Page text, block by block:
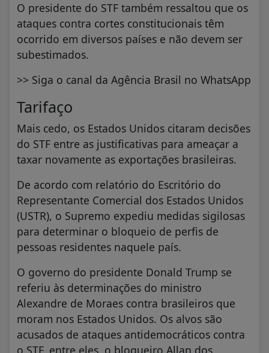
O presidente do STF também ressaltou que os
ataques contra cortes constitucionais têm
ocorrido em diversos países e não devem ser
subestimados.
>> Siga o canal da Agência Brasil no WhatsApp
Tarifaço
Mais cedo, os Estados Unidos citaram decisões
do STF entre as justificativas para ameaçar a
taxar novamente as exportações brasileiras.
De acordo com relatório do Escritório do
Representante Comercial dos Estados Unidos
(USTR), o Supremo expediu medidas sigilosas
para determinar o bloqueio de perfis de
pessoas residentes naquele país.
O governo do presidente Donald Trump se
referiu às determinações do ministro
Alexandre de Moraes contra brasileiros que
moram nos Estados Unidos. Os alvos são
acusados de ataques antidemocráticos contra
o STF, entre eles, o blogueiro Allan dos